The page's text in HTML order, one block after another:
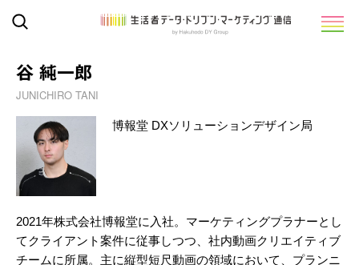
谷 純一郎
JUNICHIRO TANI
博報堂 DXソリューションデザイン局
2021年株式会社博報堂に入社。マーケティングプラナーとし
てクライアント案件に従事しつつ、社内動画クリエイティブ
チームに所属。主に縦型短尺動画の領域において、プランニ